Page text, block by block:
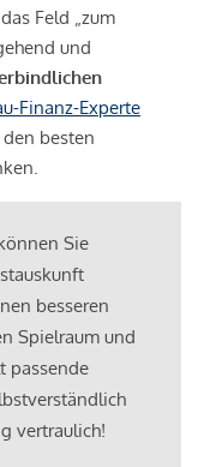
Feld „zum
und
Finanz-Experte
besten
Sie
besseren
Spielraum und
passende
vertraulich!